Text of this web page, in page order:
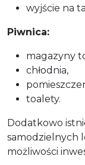
wyjście na
Piwnica:
magazyny
chłodnia,
toalety.
Dodatkowo
samodzielnych
możliwości